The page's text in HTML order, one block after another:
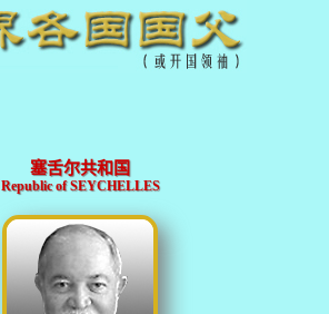
塞舌尔共和国
Republic of SEYCHELLES